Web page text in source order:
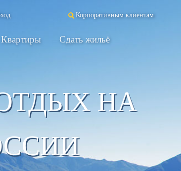
Корпоративным клиентам
Квартиры Сдать жильё
НА